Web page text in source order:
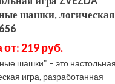
шашки,
от: 219 руб.
шашки" – это настольная
игра, разработанная